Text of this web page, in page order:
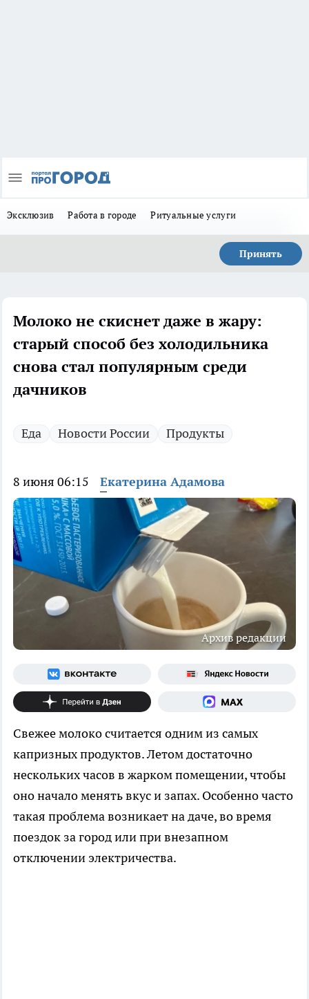
Эксклюзив Работа в городе Ритуальные услуги
Принять
Молоко не скиснет даже в жару:
старый способ без холодильника
снова стал популярным среди
дачников
Еда Новости России Продукты
8 июня 06:15 Екатерина Адамова
Архив редакции
Свежее молоко считается одним из самых
капризных продуктов. Летом достаточно
нескольких часов в жарком помещении, чтобы
оно начало менять вкус и запах. Особенно часто
такая проблема возникает на даче, во время
поездок за город или при внезапном
отключении электричества.